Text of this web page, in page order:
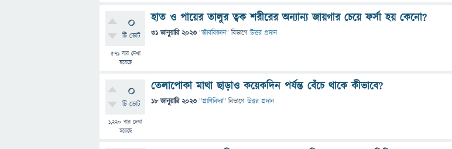
0
টি ভোট
571বার দেখা
হয়েছে
হাত ও পায়ের তালুর ত্বক শরীরের অন্যান্য জায়গার চেয়ে ফর্সা হয় কেনো?
31 জানুয়ারি 2023 "জীববিজ্ঞান" বিভাগে উত্তর প্রদান
0
টি ভোট
1,220 বার দেখা
হয়েছে
তেলাপোকা মাথা ছাড়াও কয়েকদিন পর্যন্ত বেঁচে থাকে কীভাবে?
18 জানুয়ারি 2023 "প্রাণিবিদ্যা" বিভাগে উত্তর প্রদান